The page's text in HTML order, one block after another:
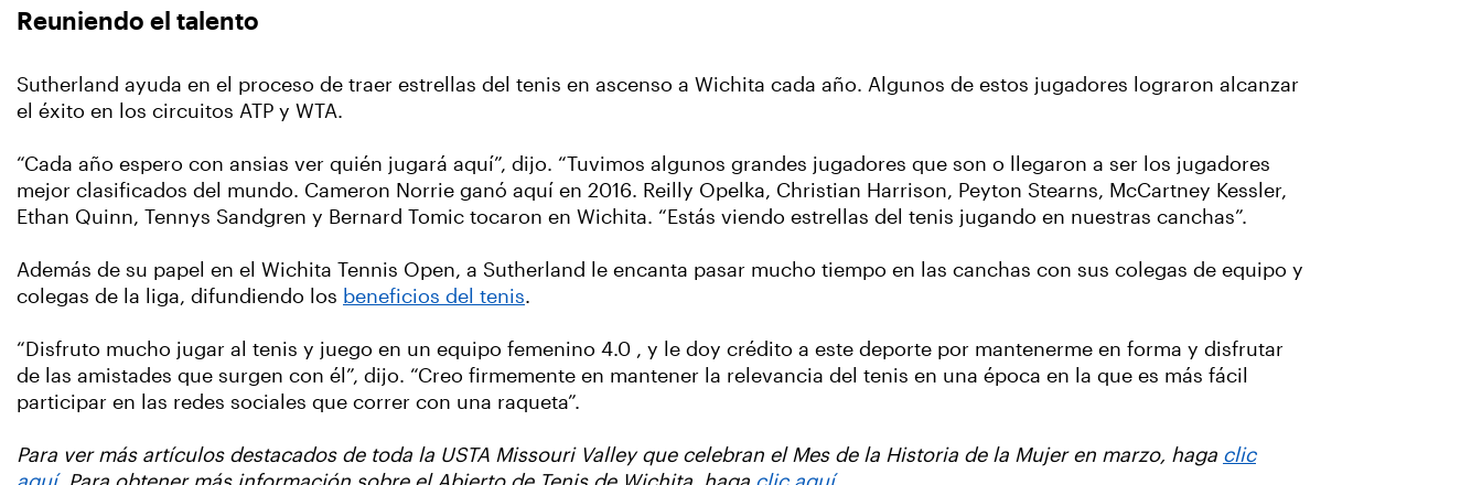
Reuniendo el talento
Sutherland ayuda en el proceso de traer estrellas del tenis en ascenso a Wichita cada año. Algunos de estos jugadores lograron alcanzar
el éxito en los circuitos ATP y WTA.
“Cada año espero con ansias ver quién jugará aquí”, dijo. “Tuvimos algunos grandes jugadores que son o llegaron a ser los jugadores
mejor clasificados del mundo. Cameron Norrie ganó aquí en 2016. Reilly Opelka, Christian Harrison, Peyton Stearns, McCartney Kessler,
Ethan Quinn, Tennys Sandgren y Bernard Tomic tocaron en Wichita. “Estás viendo estrellas del tenis jugando en nuestras canchas”.
Además de su papel en el Wichita Tennis Open, a Sutherland le encanta pasar mucho tiempo en las canchas con sus colegas de equipo y
colegas de la liga, difundiendo los beneficios del tenis.
“Disfruto mucho jugar al tenis y juego en un equipo femenino 4.0 , y le doy crédito a este deporte por mantenerme en forma y disfrutar
de las amistades que surgen con él”, dijo. “Creo firmemente en mantener la relevancia del tenis en una época en la que es más fácil
participar en las redes sociales que correr con una raqueta”.
Para ver más artículos destacados de toda la USTA Missouri Valley que celebran el Mes de la Historia de la Mujer en marzo, haga clic